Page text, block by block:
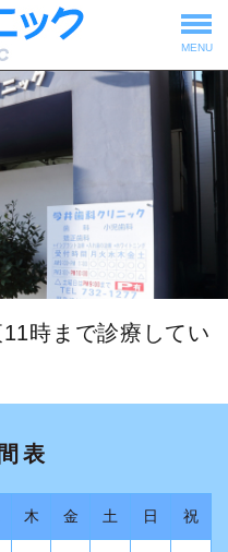
MENU
時まで診療してい
表
木 金 土 日 祝